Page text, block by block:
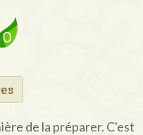
de la préparer. C'est